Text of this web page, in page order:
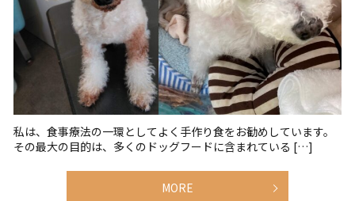
私は、食事療法の一環としてよく手作り食をお勧めしています。
その最大の目的は、多くのドッグフードに含まれている […]
MORE